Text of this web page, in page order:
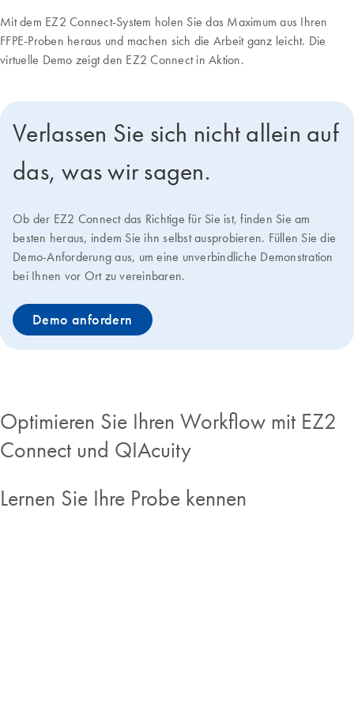
Mit dem EZ2 Connect-System holen Sie das Maximum aus Ihren
FFPE-Proben heraus und machen sich die Arbeit ganz leicht. Die
virtuelle Demo zeigt den EZ2 Connect in Aktion.
Verlassen Sie sich nicht allein auf
das, was wir sagen.
Ob der EZ2 Connect das Richtige für Sie ist, finden Sie am
besten heraus, indem Sie ihn selbst ausprobieren. Füllen Sie die
Demo-Anforderung aus, um eine unverbindliche Demonstration
bei Ihnen vor Ort zu vereinbaren.
Demo anfordern
Optimieren Sie Ihren Workflow mit EZ2
Connect und QIAcuity
Lernen Sie Ihre Probe kennen